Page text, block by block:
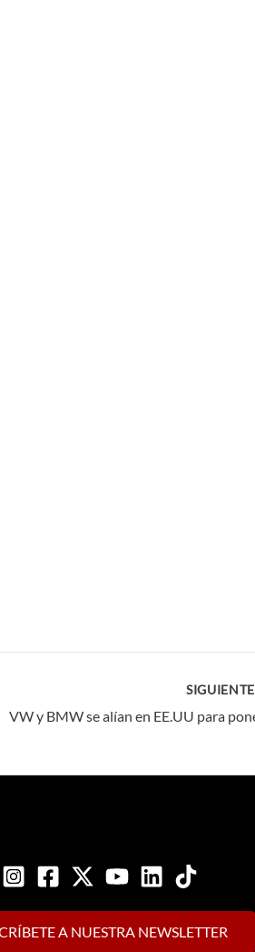
SIGUIENTE
A NUESTRA NEWSLETTER